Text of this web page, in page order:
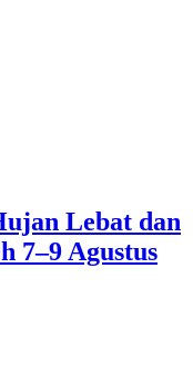
Lebat dan
7–9 Agustus